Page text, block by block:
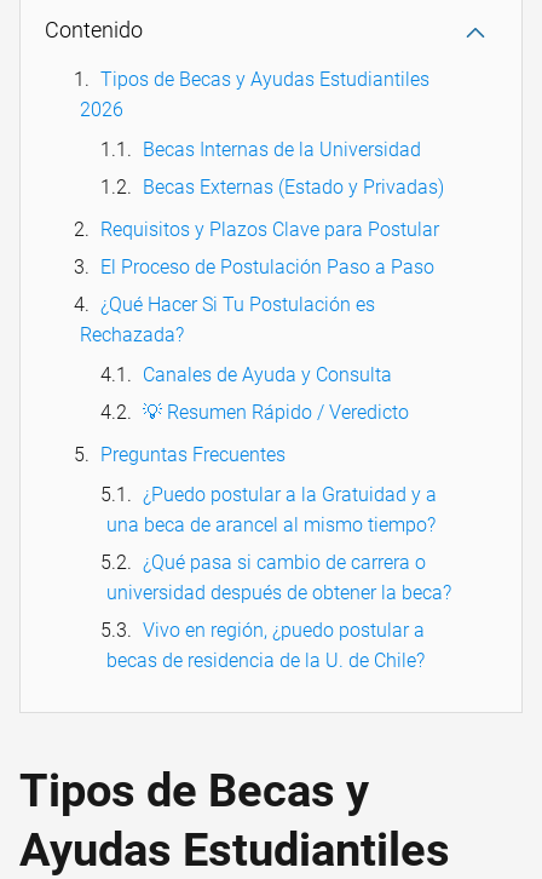
Contenido
Tipos de Becas y Ayudas Estudiantiles
2026
Becas Internas de la Universidad
Becas Externas (Estado y Privadas)
Requisitos y Plazos Clave para Postular
El Proceso de Postulación Paso a Paso
¿Qué Hacer Si Tu Postulación es
Rechazada?
Canales de Ayuda y Consulta
💡 Resumen Rápido / Veredicto
Preguntas Frecuentes
¿Puedo postular a la Gratuidad y a
una beca de arancel al mismo tiempo?
¿Qué pasa si cambio de carrera o
universidad después de obtener la beca?
Vivo en región, ¿puedo postular a
becas de residencia de la U. de Chile?
Tipos de Becas y
Ayudas Estudiantiles